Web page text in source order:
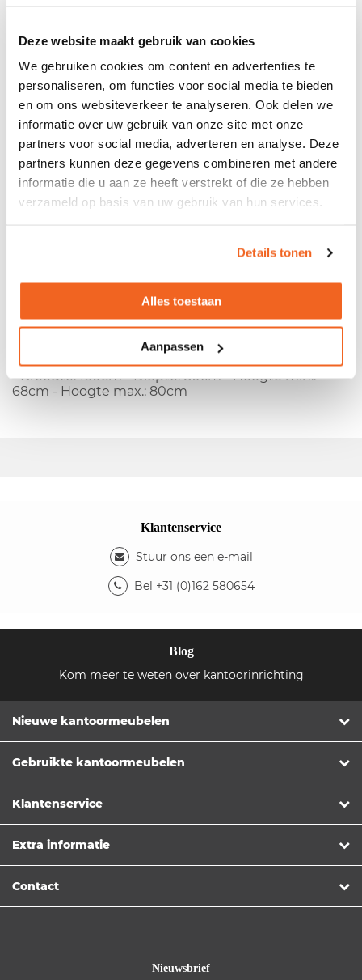
Deze website maakt gebruik van cookies
We gebruiken cookies om content en advertenties te
personaliseren, om functies voor social media te bieden
en om ons websiteverkeer te analyseren. Ook delen we
informatie over uw gebruik van onze site met onze
partners voor social media, adverteren en analyse. Deze
partners kunnen deze gegevens combineren met andere
informatie die u aan ze heeft verstrekt of die ze hebben
verzameld op basis van uw gebruik van hun services.
Details tonen
Alles toestaan
Aanpassen
Leveringin België
Particulier als
Zakelijk
ProfessioneleBezorg- en Montageservice
Kleuren
- Kleur blad: beuken - Kleur onderstel: zwart
- Breedte: 160cm - Diepte: 80cm - Hoogte min.:
68cm - Hoogte max.: 80cm
Klantenservice
Stuur ons een e-mail
Bel +31 (0)162 580654
Blog
Kom meer te weten over kantoorinrichting
Nieuwe kantoormeubelen
Gebruikte kantoormeubelen
Klantenservice
Extra informatie
Contact
Nieuwsbrief